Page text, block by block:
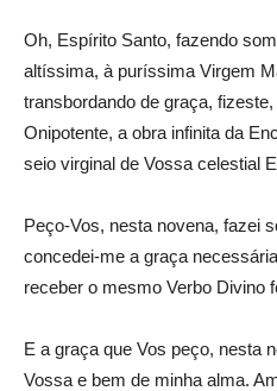
Oh, Espírito Santo, fazendo
altíssima, à puríssima Virgem
transbordando de graça,
Onipotente, a obra infinita da
seio virginal de Vossa celestial
Peço-Vos, nesta novena, fazei
concedei-me a graça
receber o mesmo Verbo Divino
E a graça que Vos peço, nesta
Vossa e bem de minha alma.